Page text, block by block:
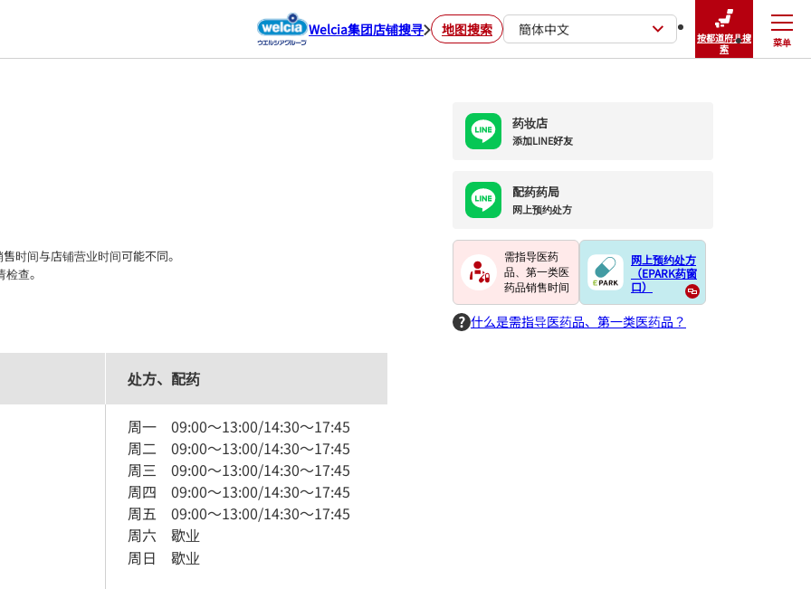
Welcia集团店铺搜寻 地图搜索 簡体中文
按都道府县搜
索
菜单
关闭
时间与店铺营业时间可能不同。
查。
药妆店
添加LINE好友
配药药局
网上预约处方
需指导医药
品、第一类医
药品销售时间
网上预约处方
（EPARK药窗
口）
什么是需指导医药品、第一类医药品？
处方、配药
周一 09:00～13:00/14:30～17:45
周二 09:00～13:00/14:30～17:45
周三 09:00～13:00/14:30～17:45
周四 09:00～13:00/14:30～17:45
周五 09:00～13:00/14:30～17:45
周六 歇业
周日 歇业